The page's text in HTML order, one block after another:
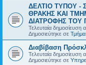
ΔΕΛΤΙΟ ΤΥΠΟΥ -
ΘΡΑΚΗΣ ΚΑΙ
ΔΙΑΤΡΟΦΗΣ ΤΟΥ
Τελευταία δημοσίευση
Δημοσιεύτηκε σε Τμήμα
Διαβίβαση
Τελευταία δημοσίευση
Δημοσιεύτηκε σε